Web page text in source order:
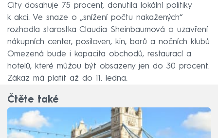
City dosahuje 75 procent, donutila lokální politiky
k akci. Ve snaze o „snížení počtu nakažených“
rozhodla starostka Claudia Sheinbaumová o uzavření
nákupních center, posiloven, kin, barů a nočních klubů.
Omezená bude i kapacita obchodů, restaurací a
hotelů, které můžou být obsazeny jen do 30 procent.
Zákaz má platit až do 11. ledna.
Čtěte také